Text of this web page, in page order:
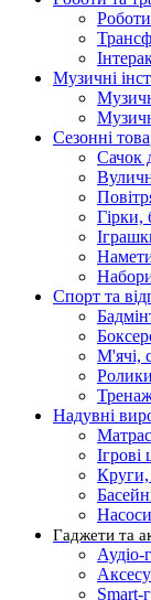
Роботи
Музичні
Сезонні
Сачок
Гірки,
Спорт та
М'ячі,
Надувні
Ігрові
Круги,
Гаджети та
Аудіо-
Smart-